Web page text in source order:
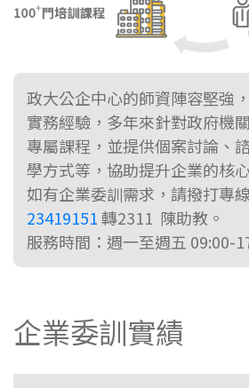
政大公企中心的師資陣容堅強
實務經驗，多年來針對政府機
專屬課程，並提供個案討論、
學方式等，協助提升企業的核
如有企業委訓需求，請撥打專
23419151轉2311 陳助教。
服務時間：週一至週五 09:00-
企業委訓實績